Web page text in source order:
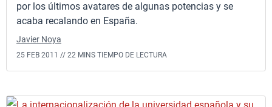
por los últimos avatares de algunas potencias y se
acaba recalando en España.
Javier Noya
25 FEB 2011 // 22 MINS TIEMPO DE LECTURA